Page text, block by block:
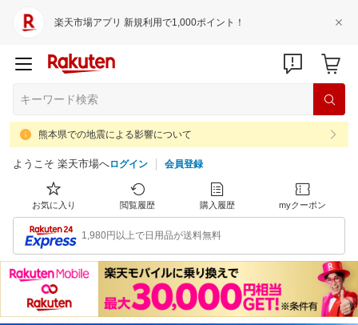
楽天市場アプリ 新規利用で1,000ポイント！
熊本県での地震による影響について
ようこそ 楽天市場へログイン 会員登録
お気に入り 閲覧履歴 購入履歴 myクーポン
1,980円以上で日用品が送料無料